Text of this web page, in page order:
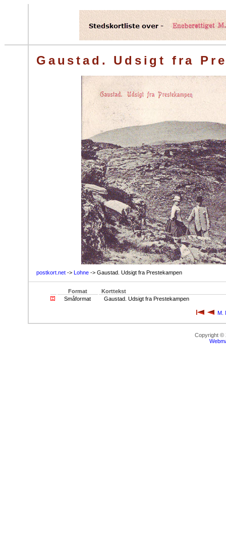
Gaustad. Udsigt fra
postkort.net -> Lohne -> Gaustad. Udsigt fra Prestekampen
Format
Korttekst
Småformat
Gaustad. Udsigt fra Prestekampen
M.
Copyright ©